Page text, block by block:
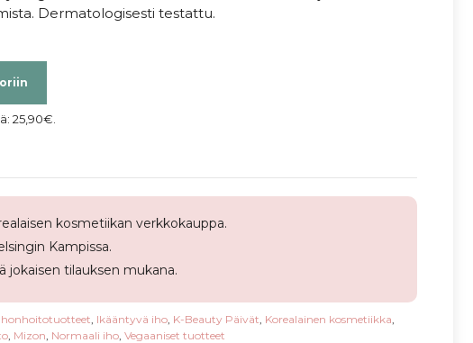
Dermatologisesti testattu.
25,90€
kosmetiikan verkkokauppa.
Kampissa.
tilauksen mukana.
Ihonhoitotuotteet Ikääntyvä iho, K-Beauty Päivät Korealainen kosmetiikka
, Mizon Normaali iho, Vegaaniset tuotteet